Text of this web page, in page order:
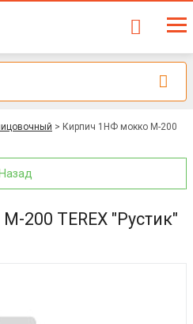
> Кирпич 1НФ мокко М-200
200 TEREX "Рустик"